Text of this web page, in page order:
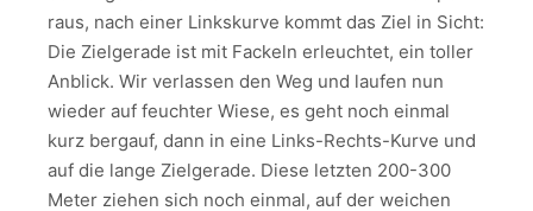
raus, nach einer Linkskurve kommt das Ziel in Sicht:
Die Zielgerade ist mit Fackeln erleuchtet, ein toller
Anblick. Wir verlassen den Weg und laufen nun
wieder auf feuchter Wiese, es geht noch einmal
kurz bergauf, dann in eine Links-Rechts-Kurve und
auf die lange Zielgerade. Diese letzten 200-300
Meter ziehen sich noch einmal, auf der weichen